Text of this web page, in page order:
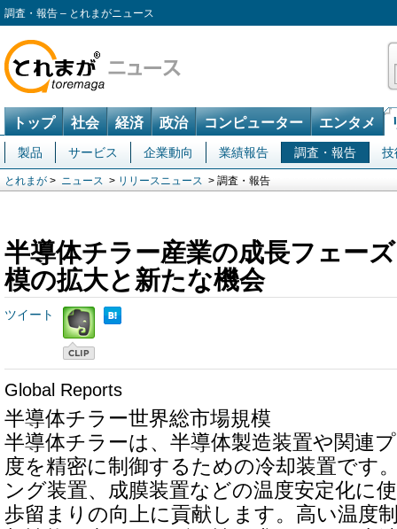
調査・報告 – とれまがニュース
トップ 社会 経済 政治 コンピューター エンタメ
製品 サービス 企業動向 業績報告 調査・報告 技
とれまが > ニュース > リリースニュース > 調査・報告
半導体チラー産業の成長フェー
模の拡大と新たな機会
ツイート
Global Reports
半導体チラー世界総市場規模
半導体チラーは、半導体製造装置や関連
度を精密に制御するための冷却装置です
ング装置、成膜装置などの温度安定化に
歩留まりの向上に貢献します。高い温度